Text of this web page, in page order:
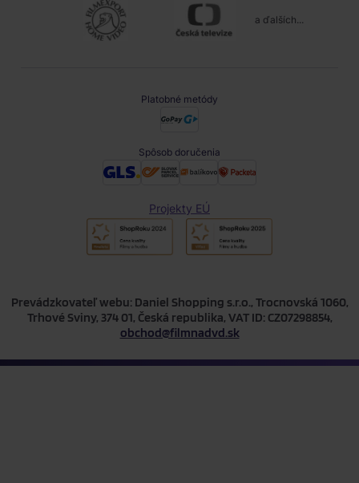
a ďalších...
Platobné metódy
Spôsob doručenia
Projekty EÚ
Prevádzkovateľ webu: Daniel Shopping s.r.o., Trocnovská 1060,
Trhové Sviny, 374 01, Česká republika, VAT ID: CZ07298854,
obchod@filmnadvd.sk